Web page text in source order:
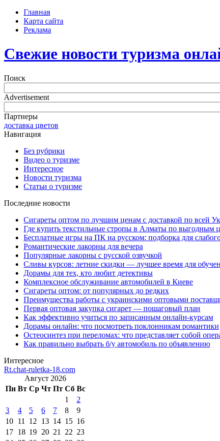
Главная
Карта сайта
Реклама
Свежие новости туризма
Поиск
Advertisement
Партнеры
доставка цветов
Навигация
Без рубрики
Видео о туризме
Интересное
Новости туризма
Статьи о туризме
Последние новости
Сигареты оптом по лучшим ценам с доставкой по всей
Где купить текстильные стропы в Алматы по выгодным
Бесплатные игры на ПК на русском: подборка для
Романтические лакорны для вечера
Популярные лакорны с русской озвучкой
Сливы курсов: летние скидки — лучшее время для
Дорамы для тех, кто любит детективы
Комплексное обслуживание автомобилей в Киеве
Сигареты оптом: от популярных до редких
Преимущества работы с украинскими оптовыми
Первая оптовая закупка сигарет — пошаговый план
Как эффективно учиться по записанным онлайн-курсам
Дорамы онлайн: что посмотреть поклонникам романтики
Остеосинтез при переломах: что представляет собой
Как правильно выбрать б/у автомобиль по объявлению
Интересное
Rt.chat-ruletka-18.com
Август 2026
Пн Вт Ср Чт Пт Сб Вс
1
2
3
4 5 6 7 8
9
10 11 12 13 14 15 16
17 18 19 20 21 22 23